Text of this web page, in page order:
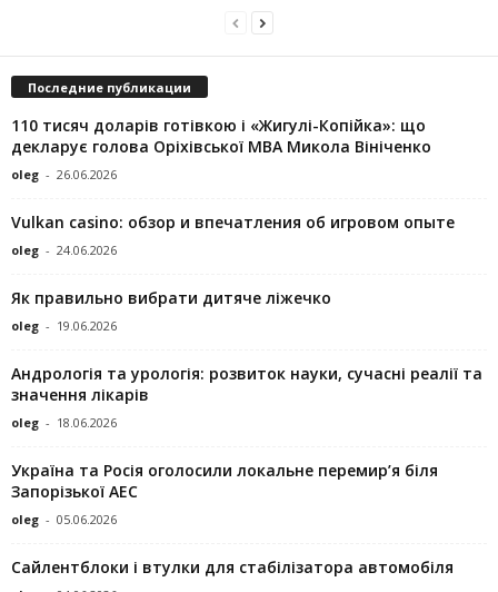
Последние публикации
110 тисяч доларів готівкою і «Жигулі-Копійка»: що
декларує голова Оріхівської МВА Микола Вініченко
oleg - 26.06.2026
Vulkan casino: обзор и впечатления об игровом опыте
oleg - 24.06.2026
Як правильно вибрати дитяче ліжечко
oleg - 19.06.2026
Андрологія та урологія: розвиток науки, сучасні реалії та
значення лікарів
oleg - 18.06.2026
Україна та Росія оголосили локальне перемир’я біля
Запорізької АЕС
oleg - 05.06.2026
Сайлентблоки і втулки для стабілізатора автомобіля